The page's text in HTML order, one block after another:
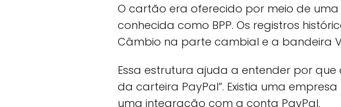
O cartão era oferecido por meio de uma
conhecida como BPP. Os registros
Câmbio na parte cambial e a bandeira
Essa estrutura ajuda a entender por
da carteira PayPal”. Existia uma
uma integração com a conta PayPal.